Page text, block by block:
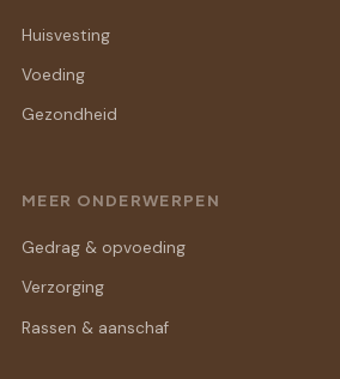
Huisvesting
Voeding
Gezondheid
MEER ONDERWERPEN
Gedrag & opvoeding
Verzorging
Rassen & aanschaf